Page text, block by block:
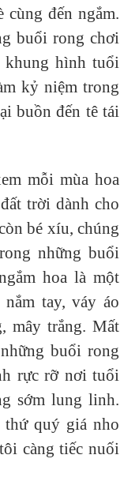
cùng đến ngắm.
buổi rong chơi
khung hình tuổi
kỷ niệm trong
buồn đến tê tái
mỗi mùa hoa
trời dành cho
bé xíu, chúng
những buổi
hoa là một
tay, váy áo
mây trắng. Mất
buổi rong
rực rỡ nơi tuổi
sớm lung linh.
thứ quý giá nho
càng tiếc nuối